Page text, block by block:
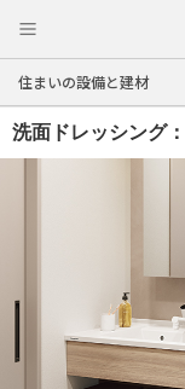
住まいの設備と建材
洗面ドレッシング